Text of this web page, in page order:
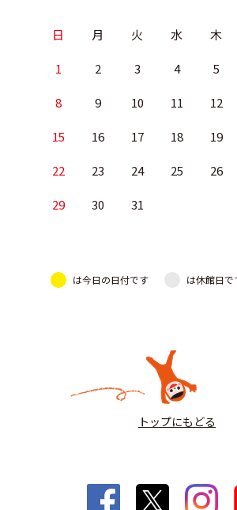
日 月 火 水 木
1 2 3 4 5
8 9 10 11 12
15 16 17 18 19
22 23 24 25 26
29 30 31
は今日の日付です は休館日で
トップにもどる